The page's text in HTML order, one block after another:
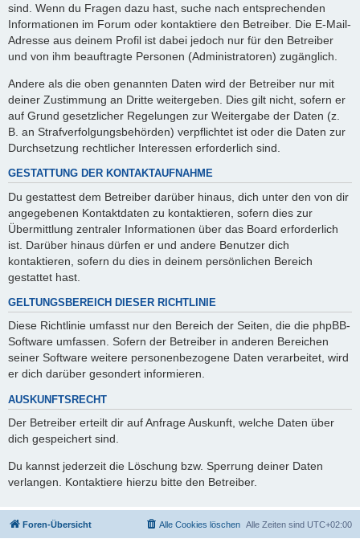
sind. Wenn du Fragen dazu hast, suche nach entsprechenden
Informationen im Forum oder kontaktiere den Betreiber. Die E-Mail-
Adresse aus deinem Profil ist dabei jedoch nur für den Betreiber
und von ihm beauftragte Personen (Administratoren) zugänglich.
Andere als die oben genannten Daten wird der Betreiber nur mit
deiner Zustimmung an Dritte weitergeben. Dies gilt nicht, sofern er
auf Grund gesetzlicher Regelungen zur Weitergabe der Daten (z.
B. an Strafverfolgungsbehörden) verpflichtet ist oder die Daten zur
Durchsetzung rechtlicher Interessen erforderlich sind.
GESTATTUNG DER KONTAKTAUFNAHME
Du gestattest dem Betreiber darüber hinaus, dich unter den von dir
angegebenen Kontaktdaten zu kontaktieren, sofern dies zur
Übermittlung zentraler Informationen über das Board erforderlich
ist. Darüber hinaus dürfen er und andere Benutzer dich
kontaktieren, sofern du dies in deinem persönlichen Bereich
gestattet hast.
GELTUNGSBEREICH DIESER RICHTLINIE
Diese Richtlinie umfasst nur den Bereich der Seiten, die die phpBB-
Software umfassen. Sofern der Betreiber in anderen Bereichen
seiner Software weitere personenbezogene Daten verarbeitet, wird
er dich darüber gesondert informieren.
AUSKUNFTSRECHT
Der Betreiber erteilt dir auf Anfrage Auskunft, welche Daten über
dich gespeichert sind.
Du kannst jederzeit die Löschung bzw. Sperrung deiner Daten
verlangen. Kontaktiere hierzu bitte den Betreiber.
Foren-Übersicht Alle Zeiten sind UTC+02:00
Alle Cookies löschen